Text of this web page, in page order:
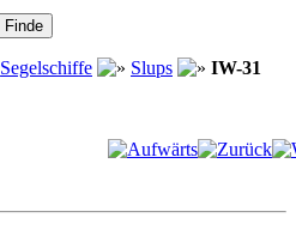
Segelschiffe Slups IW-31